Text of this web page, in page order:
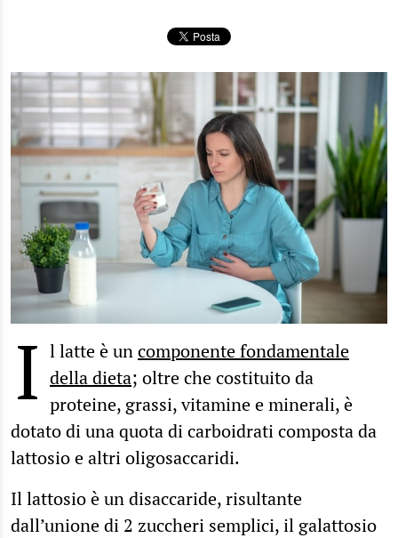
I l latte è uncomponente fondamentale
della dieta; oltre che costituito da
proteine, grassi, vitamine e minerali, è
dotato di una quota di carboidrati composta da
lattosio e altri oligosaccaridi.
Il lattosio è un disaccaride, risultante
dall’unione di 2 zuccheri semplici, il galattosio